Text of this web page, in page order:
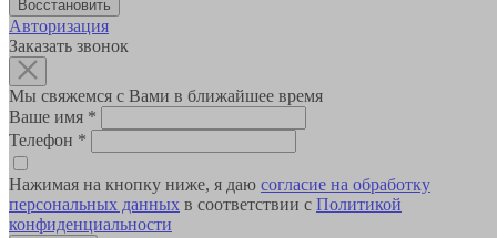
Авторизация
Заказать звонок
Мы свяжемся с Вами в ближайшее время
Ваше имя *
Телефон *
Нажимая на кнопку ниже, я даю согласие на обработку
персональных данных в соответствии с Политикой
конфиденциальности